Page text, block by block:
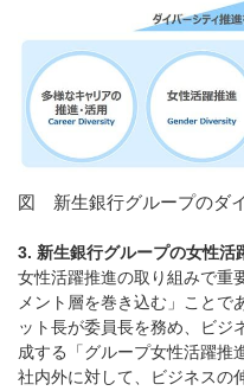
図 新生銀行グループのダ
3. 新生銀行グループの女性活
女性活躍推進の取り組みで重
メント層を巻き込む」ことで
ット長が委員長を務め、ビジ
成する「グループ女性活躍推
社内外に対して、ビジネスの